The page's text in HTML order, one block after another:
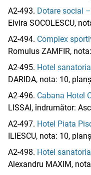
A2-493. Dotare social
Elvira SOCOLESCU,
A2-494. Complex
Romulus ZAMFIR,
A2-495. Hotel
DARIDA, nota: 10,
A2-496. Cabana Hotel
LISSAI, îndrumător:
A2-497. Hotel Piata
ILIESCU, nota: 10,
A2-498. Hotel
Alexandru MAXIM,